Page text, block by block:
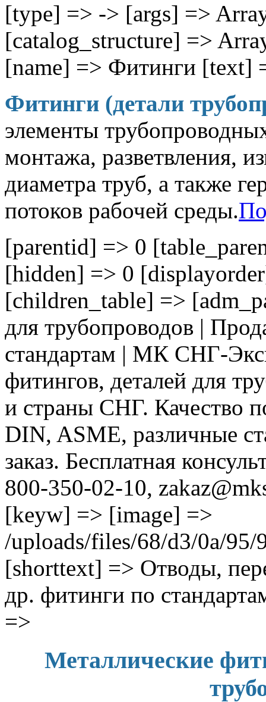
[type] => -> [args] =>
[catalog_structure] =>
[name] => Фитинги [text]
Фитинги (детали
элементы
монтажа, разветвления,
диаметра труб, а также
потоков рабочей среды.
[parentid] => 0
[hidden] => 0
[children_table] =>
для трубопроводов |
стандартам | МК СНГ-
фитингов, деталей для
и страны СНГ. Качество
DIN, ASME, различные
заказ. Бесплатная
800-350-02-10,
[keyw] => [image] =>
/uploads/files/68/d3/0a/95/
[shorttext] => Отводы,
др. фитинги по
=>
Металлические